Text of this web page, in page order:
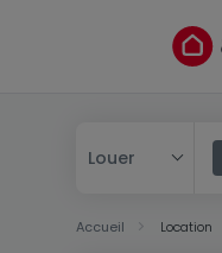
Louer
Accueil Location